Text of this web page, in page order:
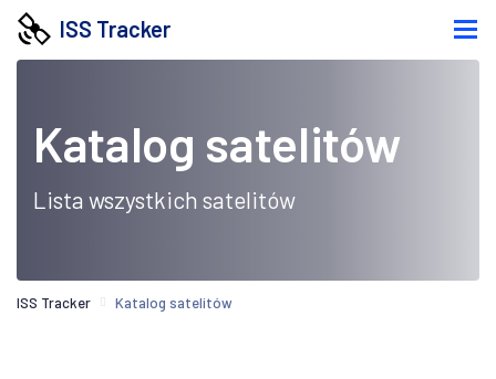
ISS Tracker
Katalog satelitów
Lista wszystkich satelitów
ISS Tracker Katalog satelitów